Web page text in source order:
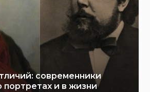
современники
портретах и в жизни